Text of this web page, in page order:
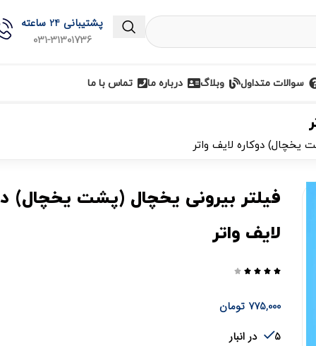
پشتیبانی 24 ساعته
031-31301736
سوالات متداول وبلاگ درباره ما تماس با ما
یخچال) دوکاره لایف واتر
فیلتر بیرونی یخچال (پشت یخچال)
لایف واتر





775,000 تومان
5 در انبار